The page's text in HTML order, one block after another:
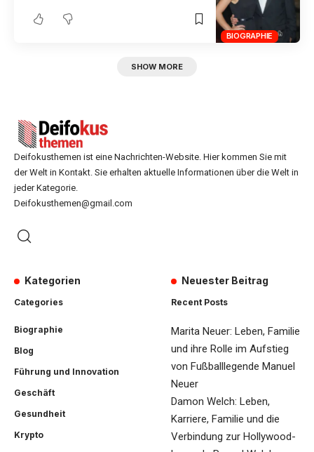
BIOGRAPHIE
SHOW MORE
Deifokusthemen ist eine Nachrichten-Website. Hier kommen Sie mit
der Welt in Kontakt. Sie erhalten aktuelle Informationen über die Welt in
jeder Kategorie.
Deifokusthemen@gmail.com
Kategorien
Categories
Biographie
Blog
Führung und Innovation
Geschäft
Gesundheit
Krypto
Neuester Beitrag
Recent Posts
Marita Neuer: Leben, Familie
und ihre Rolle im Aufstieg
von Fußballlegende Manuel
Neuer
Damon Welch: Leben,
Karriere, Familie und die
Verbindung zur Hollywood-